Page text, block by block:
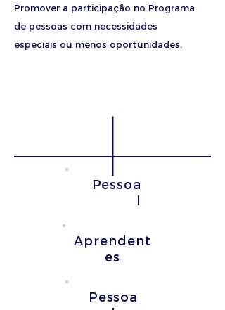
Promover a participação no Programa
de pessoas com necessidades
especiais ou menos oportunidades.
Pessoa
Aprendent
es
Pessoa